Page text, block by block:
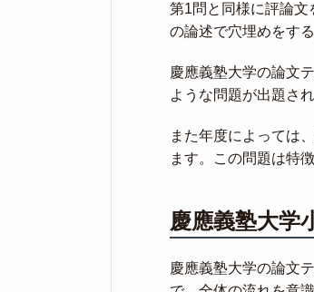
第1問と同様に評論
の論述で穴埋めをす
慶應義塾大学の論文
ような問題が出題さ
また年度によっては
ます。この問題は特
慶應義塾大学
慶應義塾大学の論文